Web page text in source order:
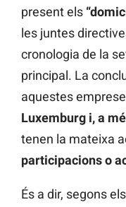
present els
les juntes
cronologia de la
principal. La
aquestes
Luxemburg i, a
tenen la mateixa
participacions o
És a dir, segons